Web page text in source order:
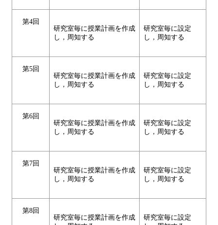
第4回
研究室毎に授業計画を作成
し，周知する
研究室毎に設定
し，周知する
第5回
研究室毎に授業計画を作成
し，周知する
研究室毎に設定
し，周知する
第6回
研究室毎に授業計画を作成
し，周知する
研究室毎に設定
し，周知する
第7回
研究室毎に授業計画を作成
し，周知する
研究室毎に設定
し，周知する
第8回
研究室毎に授業計画を作成
研究室毎に設定